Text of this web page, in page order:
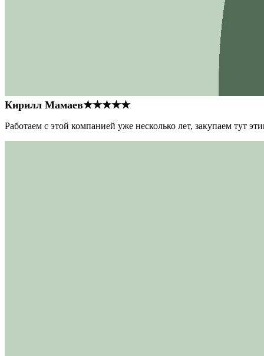
Кирилл Мамаев★★★★★
Работаем с этой компанией уже несколько лет, закупаем тут